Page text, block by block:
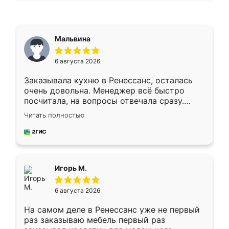
Мальвина
6 августа 2026
Заказывала кухню в Ренессанс, осталась
очень довольна. Менеджер всё быстро
посчитала, на вопросы отвечала сразу.
Замерщик приехал в субботу, подошёл к
делу со всей ответственностью. Собрали
за день, ребята работали аккуратно, даже
Читать полностью
Игорь М.
6 августа 2026
На самом деле в Ренессанс уже не первый
раз заказываю мебель первый раз